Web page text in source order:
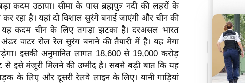
उठाया। सीमा के पास ब्रह्मपुत्र नदी की लहरों के
रहा है। यहां दो विशाल सुरंगे बनाई जाएंगी और चीन की
यह कदम चीन के लिए तगड़ा झटका है। दरअसल भारत
वाटर रोल रेल सुरंग बनाने की तैयारी में है। यह मेगा
इसकी अनुमानित लागत 18,600 से 19,000 करोड़
से इसे मंजूरी मिलने की उम्मीद है। सबसे बड़ी बात कि यह
के लिए और दूसरी रेलवे लाइन के लिए। यानी गाड़ियां